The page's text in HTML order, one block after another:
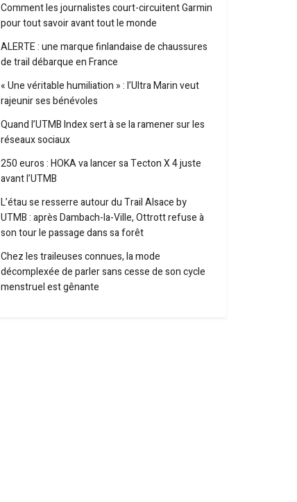
Comment les journalistes court-circuitent Garmin
pour tout savoir avant tout le monde
ALERTE : une marque finlandaise de chaussures
de trail débarque en France
« Une véritable humiliation » : l’Ultra Marin veut
rajeunir ses bénévoles
Quand l’UTMB Index sert à se la ramener sur les
réseaux sociaux
250 euros : HOKA va lancer sa Tecton X 4 juste
avant l’UTMB
L’étau se resserre autour du Trail Alsace by
UTMB : après Dambach-la-Ville, Ottrott refuse à
son tour le passage dans sa forêt
Chez les traileuses connues, la mode
décomplexée de parler sans cesse de son cycle
menstruel est gênante